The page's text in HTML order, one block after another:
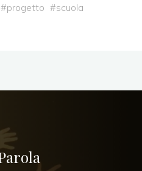
#progetto #scuola